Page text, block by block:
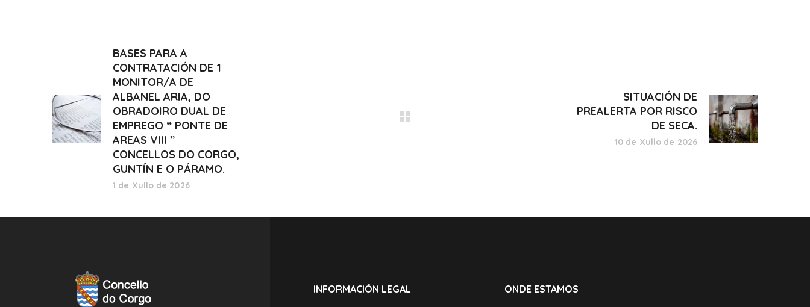
BASES PARA A
CONTRATACIÓN DE 1
MONITOR/A DE
ALBANEL ARIA, DO
OBRADOIRO DUAL DE
EMPREGO “ PONTE DE
AREAS VIII ”
CONCELLOS DO CORGO,
GUNTÍN E O PÁRAMO.
1 de Xullo de 2026
SITUACIÓN DE
PREALERTA POR RISCO
DE SECA.
10 de Xullo de 2026
INFORMACIÓN LEGAL ONDE ESTAMOS